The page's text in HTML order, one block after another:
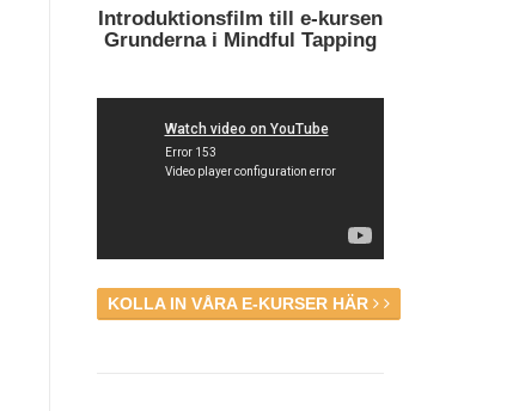
Introduktionsfilm till e-kursen
Grunderna i Mindful Tapping
KOLLA IN VÅRA E-KURSER HÄR